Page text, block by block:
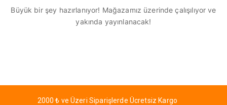
Büyük bir şey hazırlanıyor! Mağazamız üzerinde çalışılıyor ve
yakında yayınlanacak!
2000 ₺ ve Üzeri Siparişlerde Ücretsiz Kargo